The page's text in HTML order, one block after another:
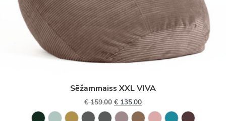
Sēžammaiss XXL VIVA
€159.00 € 135.00